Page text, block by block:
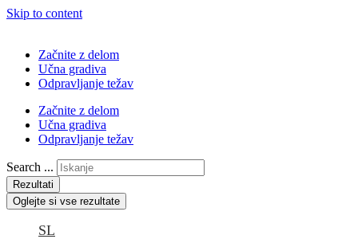
Skip to content
Začnite z delom
Učna gradiva
Odpravljanje težav
Začnite z delom
Učna gradiva
Odpravljanje težav
Search ...
Rezultati
Oglejte si vse rezultate
SL